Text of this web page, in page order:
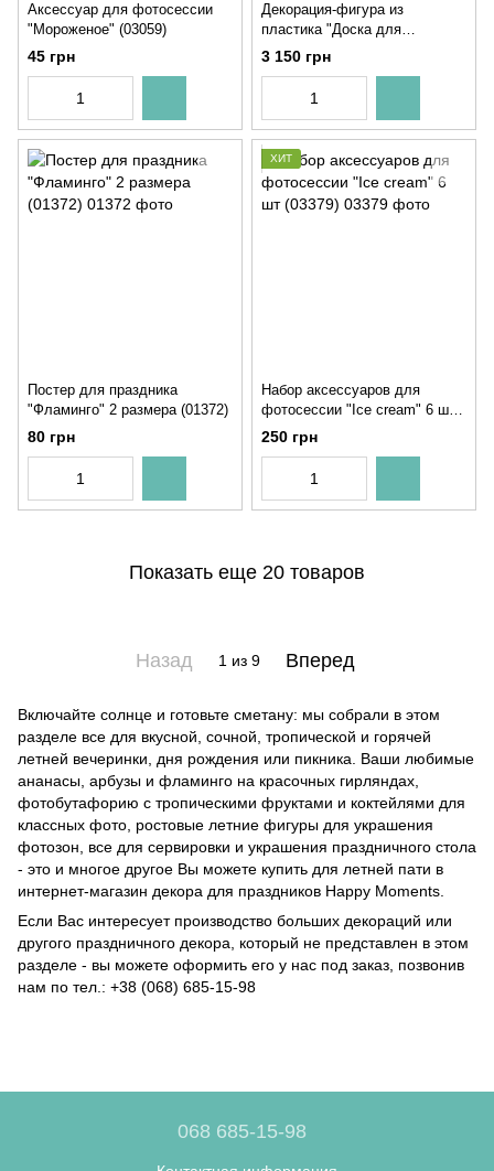
Аксессуар для фотосессии
"Мороженое" (03059)
45 грн
Декорация-фигура из
пластика "Доска для
серфинга" 150х55 см
(SRF4509)
3 150 грн
Постер для праздника
"Фламинго" 2 размера (01372)
80 грн
ХИТ
Набор аксессуаров для
фотосессии "Ice cream" 6 шт
(03379)
250 грн
Показать еще 20 товаров
Назад 1из 9 Вперед
Включайте солнце и готовьте сметану: мы собрали в этом
разделе все для вкусной, сочной, тропической и горячей
летней вечеринки, дня рождения или пикника. Ваши любимые
ананасы, арбузы и фламинго на красочных гирляндах,
фотобутафорию с тропическими фруктами и коктейлями для
классных фото, ростовые летние фигуры для украшения
фотозон, все для сервировки и украшения праздничного стола
- это и многое другое Вы можете купить для летней пати в
интернет-магазин декора для праздников Happy Moments.
Если Вас интересует производство больших декораций или
другого праздничного декора, который не представлен в этом
разделе - вы можете оформить его у нас под заказ, позвонив
нам по тел.: +38 (068) 685-15-98
068 685-15-98